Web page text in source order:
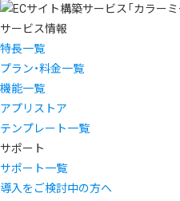
サービス情報
特長一覧
プラン・料金一覧
機能一覧
アプリストア
テンプレート一覧
サポート
サポート一覧
導入をご検討中の方へ